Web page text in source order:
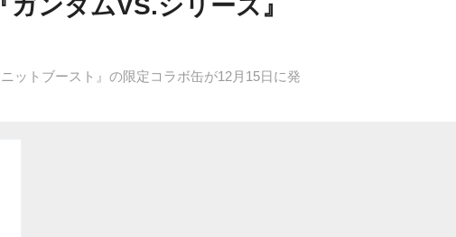
ンダムVS.シリーズ』
ットブースト』の限定コラボ缶が12月15日に発